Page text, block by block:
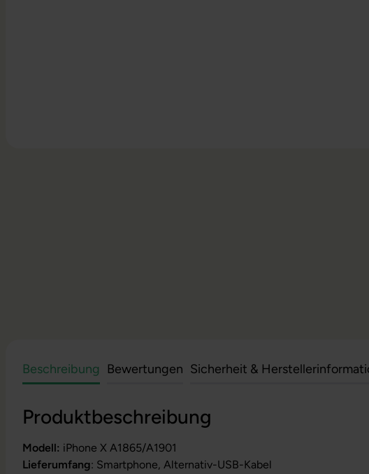
Beschreibung Bewertungen Sicherheit &
Produktbeschreibung
Modell: iPhone X A1865/A1901
Lieferumfang: Smartphone, Alternativ-USB-Kabel